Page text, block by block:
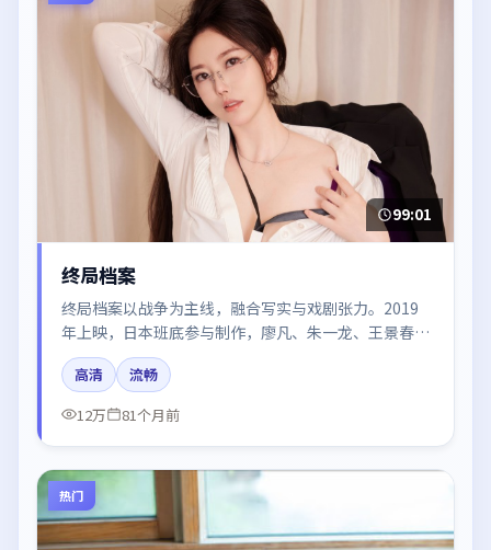
99:01
终局档案
终局档案以战争为主线，融合写实与戏剧张力。2019
年上映，日本班底参与制作，廖凡、朱一龙、王景春、
谭卓、咏梅在片中呈现细腻表演，影像风格统一，配乐
与剪辑强化了情绪曲线。
高清
流畅
12万
81个月前
热门